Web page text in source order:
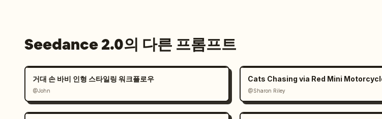
Seedance 2.0의 다른 프롬프트
거대 손 바비 인형 스타일링 워크플로우
@John
Cats Chasing via Red Mini
@Sharon Riley